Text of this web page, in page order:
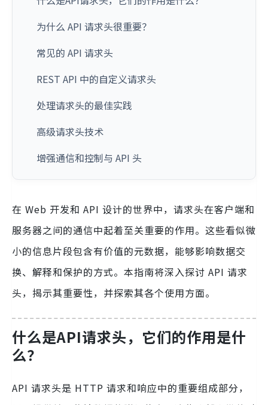
为什么 API 请求头很重要？
常见的 API 请求头
REST API 中的自定义请求头
处理请求头的最佳实践
高级请求头技术
增强通信和控制与 API 头
在 Web 开发和 API 设计的世界中，请求头在客户端和
服务器之间的通信中起着至关重要的作用。这些看似微
小的信息片段包含有价值的元数据，能够影响数据交
换、解释和保护的方式。本指南将深入探讨 API 请求
头，揭示其重要性，并探索其各个使用方面。
什么是API请求头，它们的作用是什
么？
API 请求头是 HTTP 请求和响应中的重要组成部分，